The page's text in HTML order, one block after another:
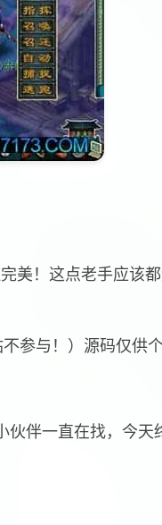
美！这点老手应该
参与！）源码仅供
伴一直在找，今天